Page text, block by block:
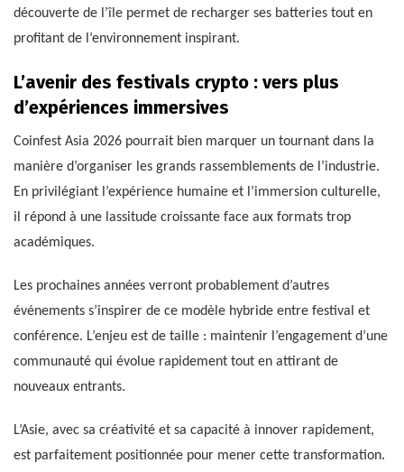
découverte de l’île permet de recharger ses batteries tout en
profitant de l’environnement inspirant.
L’avenir des festivals crypto : vers plus
d’expériences immersives
Coinfest Asia 2026 pourrait bien marquer un tournant dans la
manière d’organiser les grands rassemblements de l’industrie.
En privilégiant l’expérience humaine et l’immersion culturelle,
il répond à une lassitude croissante face aux formats trop
académiques.
Les prochaines années verront probablement d’autres
événements s’inspirer de ce modèle hybride entre festival et
conférence. L’enjeu est de taille : maintenir l’engagement d’une
communauté qui évolue rapidement tout en attirant de
nouveaux entrants.
L’Asie, avec sa créativité et sa capacité à innover rapidement,
est parfaitement positionnée pour mener cette transformation.